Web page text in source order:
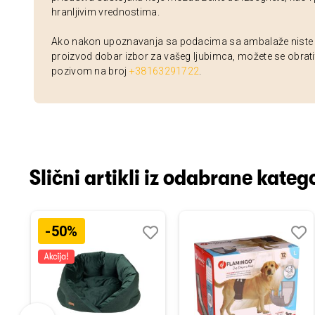
hranljivim vrednostima.
Ako nakon upoznavanja sa podacima sa ambalaže niste
proizvod dobar izbor za vašeg ljubimca, možete se
pozivom na broj +38163291722
Slični artikli iz odabrane
-50%
Dodaj
u
listu
želja